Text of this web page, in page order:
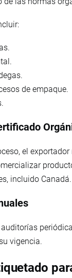
de empaque.
el
incluido Canadá.
vigencia.